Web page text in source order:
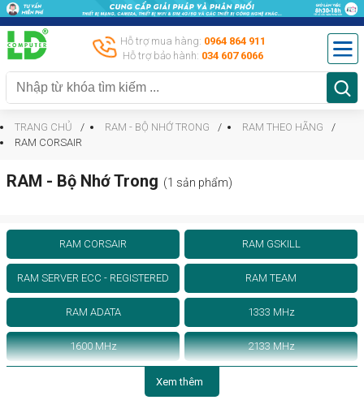
Hỗ trợ mua hàng: 0964 864 911
Hỗ trợ bảo hành: 034 607 6066
TRANG CHỦ RAM - BỘ NHỚ TRONG
RAM THEO HÃNG
RAM CORSAIR
RAM - Bộ Nhớ Trong (1 sản phẩm)
RAM CORSAIR RAM GSKILL
RAM SERVER ECC - REGISTERED RAM TEAM
RAM ADATA 1333 MHz
1600 MHz 2133 MHz
Xem thêm